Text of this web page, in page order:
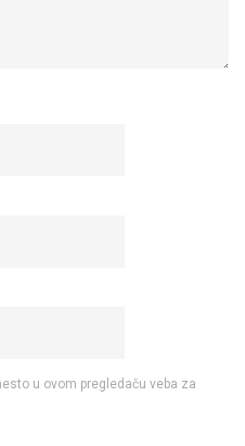
u ovom pregledaču veba za